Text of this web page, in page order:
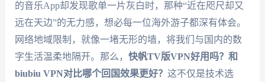
的音乐App却发现歌单一片灰白时，那种“近在咫尺却又
远在天边”的无力感，想必每一位海外游子都深有体会。
网络地域限制，就像一堵无形的墙，将我们与国内的数
字生活温柔地隔开。那么， 快帆TV版VPN好用吗？和
biubiu VPN对比哪个回国效果更好？ 这不仅是技术选